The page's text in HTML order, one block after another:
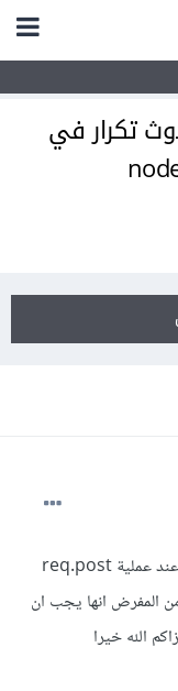
تكرار في
السلام عليكم ورحمة الله وبركاته لدي اشكاليه عند عملية req.post
المفرض انها يجب ان
الله خيرا